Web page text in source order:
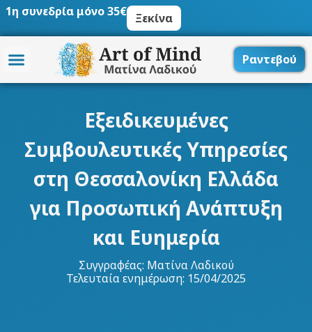
Μετάβαση
περιεχόμενο
1η συνεδρία μόνο 35€ Ξεκίνα
Ραντεβού
Εξειδικευμένες
Συμβουλευτικές Υπηρεσίες
στη Θεσσαλονίκη Ελλάδα
για Προσωπική Ανάπτυξη
και Ευημερία
Συγγραφέας: Ματίνα Λαδικού
Τελευταία ενημέρωση: 15/04/2025